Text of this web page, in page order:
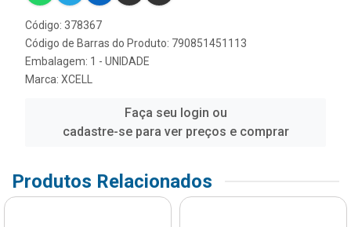
Código: 378367
Código de Barras do Produto: 790851451113
Embalagem: 1 - UNIDADE
Marca: XCELL
Faça seu login ou
cadastre-se para ver preços e comprar
Produtos Relacionados